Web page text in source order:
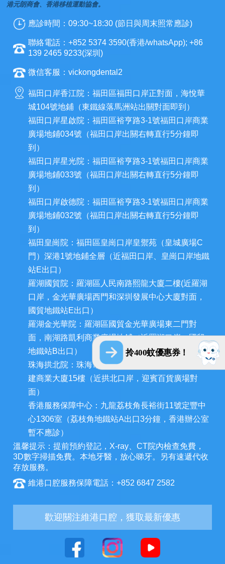
拎400蚊優惠券！
港元朗商會、香港移植運動協會。
應診時間：09:30~18:30 (節日與周末照常應診)
聯絡電話：+852 5374 3590(香港/whatsApp); +86
139 2465 9233(深圳)
微信客服：vickongdental2
福田口岸香江院：福田區福田口岸正對面，海悅華
城104號地鋪（東鐵線落馬洲站出關對面即到）
福田口岸星啟院：福田區裕亨路3-1號福田口岸商業
廣場地鋪034號（福田口岸出關右轉直行5分鐘即
到）
福田口岸星光院：福田區裕亨路3-1號福田口岸商業
廣場地鋪033號（福田口岸出關右轉直行5分鐘即
到）
福田口岸啟德院：福田區裕亨路3-1號福田口岸商業
廣場地鋪032號（福田口岸出關右轉直行5分鐘即
到）
福田皇崗院：福田區皇崗口岸皇禦苑（皇城廣場C
門）深港1號地鋪全層（近福田口岸、皇崗口岸地鐵
站E出口）
羅湖國貿院：羅湖區人民南路熙龍大廈二樓(近羅湖
口岸，金光華廣場西門和深圳發展中心大廈對面，
國貿地鐵站E出口）
羅湖金光華院：羅湖區國貿金光華廣場東二門對
面，南湖路凱利商業廣場地鋪（近羅湖口岸、國貿
地鐵站B出口）
珠海拱北院：珠海市香洲區拱北迎賓南路1155號中
建商業大廈15樓（近拱北口岸，迎賓百貨廣場對
面）
香港服務保障中心：九龍荔枝角長裕街11號定豐中
心1306室（荔枝角地鐵站A出口3分鐘，香港辦公室
暫不應診）
溫馨提示：提前預約登記，X-ray、CT院內檢查免費，
3D數字掃描免費。本地牙醫，放心睇牙。另有速遞代收
存放服務。
維港口腔服務保障電話：+852 6847 2582
歡迎關注維港口腔，獲取最新優惠